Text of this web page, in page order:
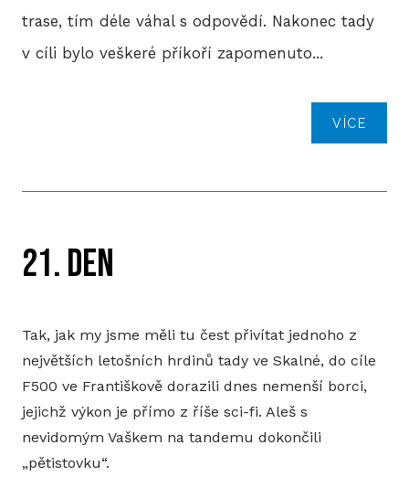
trase, tím déle váhal s odpovědí. Nakonec tady
v cíli bylo veškeré příkoří zapomenuto...
VÍCE
21. DEN
Tak, jak my jsme měli tu čest přivítat jednoho z
největších letošních hrdinů tady ve Skalné, do cíle
F500 ve Františkově dorazili dnes nemenší borci,
jejichž výkon je přímo z říše sci-fi. Aleš s
nevidomým Vaškem na tandemu dokončili
„pětistovku“.